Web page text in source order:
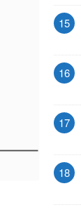
15
16
17
18